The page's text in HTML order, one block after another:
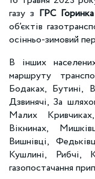
газу з ГРС Горинка
об’єктів
осінньо-зимовий
В інших
маршруту
Бодаках, Бутині,
Дзвинячі, За
Малих
Вікнинах,
Вишнівці,
Кушлині, Рибчі,
газопостачання